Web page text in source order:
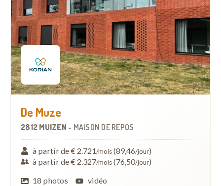
De Muze
2812 MUIZEN - MAISON DE REPOS
à partir de € 2.721/mois(89,46/jour)
à partir de € 2.327/mois(76,50/jour)
18 photos
vidéo